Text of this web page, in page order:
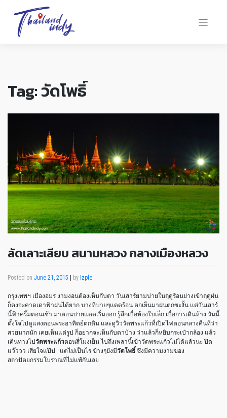
Tag:วัดโพธิ์
ลัดเลาะเลียบ สนามหลวง กลางเมืองหลวง
Posted on June 21, 2015 | by Izple
กรุงเทพฯ เมืองอมร งามงอนต้องเห็นกับตา วันเสาร์ยามบ่ายในฤดูร้อนย่างเข้าฤดูฝน
ก็คงจะคาดเดาฟ้าฝนได้ยาก บางทีบ่ายๆแดดร้อน ตกเย็นมาฝนตกซะงั้น แต่วันเสาร์
นี้ฟ้าครึ้มตอนเช้า มาตอนบ่ายแดดเริ่มออก รู้สึกเบื่อห้องใบเล็ก เบื่อการเดินห้าง วันนี้
ตั้งใจไปดูแสงตอนพระอาทิตย์ตกดิน และดูวิววัดพระแก้วที่เปิดไฟตอนกลางคืนที่ว่า
สวยมากนัก เคยเห็นแต่รูป ก็อยากจะเห็นกับตาบ้าง ว่าแล้วก็หยิบกระเป๋ากล้อง แล้ว
เดินทางไปวัดพระแก้วตอนสี่โมงเย็น ไปถึงเพลานี้เข้าวัดพระแก้วไม่ได้แล้วนะ ปิด
แว๊ววว เสียใจแป๊ป
แต่ไม่เป็นไร ข้างๆยังมีวัดโพธิ์ ซึ่งมีความงามของ
สถาปัตยกรรมโบราณที่ไม่แพ้กันเลย